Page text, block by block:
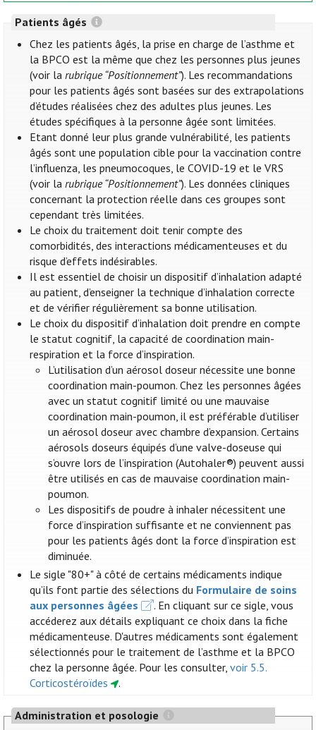
Patients âgés
Chez les patients âgés, la prise en charge de l’asthme et
la BPCO est la même que chez les personnes plus jeunes
(voir larubrique “Positionnement”). Les recommandations
pour les patients âgés sont basées sur des extrapolations
d’études réalisées chez des adultes plus jeunes. Les
études spécifiques à la personne âgée sont limitées.
Etant donné leur plus grande vulnérabilité, les patients
âgés sont une population cible pour la vaccination contre
l’influenza, les pneumocoques, le COVID-19 et le VRS
(voir larubrique “Positionnement”). Les données cliniques
concernant la protection réelle dans ces groupes sont
cependant très limitées.
Le choix du traitement doit tenir compte des
comorbidités, des interactions médicamenteuses et du
risque d’effets indésirables.
Il est essentiel de choisir un dispositif d’inhalation adapté
au patient, d’enseigner la technique d’inhalation correcte
et de vérifier régulièrement sa bonne utilisation.
Le choix du dispositif d’inhalation doit prendre en compte
le statut cognitif, la capacité de coordination main-
respiration et la force d’inspiration.
L’utilisation d’un aérosol doseur nécessite une bonne
coordination main-poumon. Chez les personnes âgées
avec un statut cognitif limité ou une mauvaise
coordination main-poumon, il est préférable d’utiliser
un aérosol doseur avec chambre d’expansion. Certains
aérosols doseurs équipés d’une valve-doseuse qui
s’ouvre lors de l’inspiration (Autohaler®) peuvent aussi
être utilisés en cas de mauvaise coordination main-
poumon.
Les dispositifs de poudre à inhaler nécessitent une
force d’inspiration suffisante et ne conviennent pas
pour les patients âgés dont la force d’inspiration est
diminuée.
Le sigle "80+" à côté de certains médicaments indique
qu’ils font partie des sélections du Formulaire de soins
aux personnes âgées
. En cliquant sur ce sigle, vous
accéderez aux détails expliquant ce choix dans la fiche
médicamenteuse. D'autres médicaments sont également
sélectionnés pour le traitement de l’asthme et la BPCO
chez la personne âgée. Pour les consulter,voir 5.5.
Corticostéroïdes
.
Administration et posologie